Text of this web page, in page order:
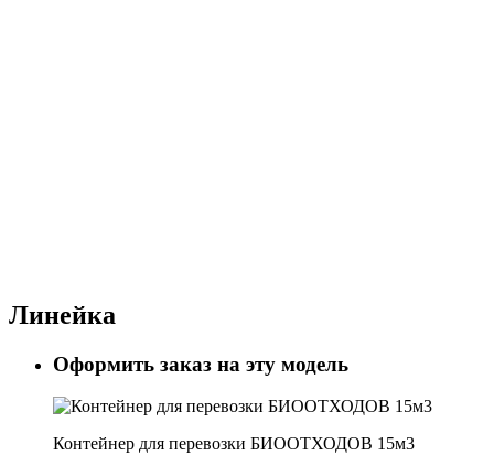
Линейка
Оформить заказ на эту модель
Контейнер для перевозки БИООТХОДОВ 15м3